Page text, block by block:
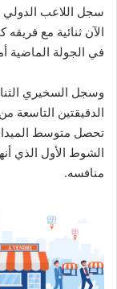
سجل اللاعب الدولي
الآن ثنائية مع
في الجولة الماضية
وسجل السخيري
الدقيقتين التاسعة
تحصل متوسط
الشوط الأول الذي
منافسه.